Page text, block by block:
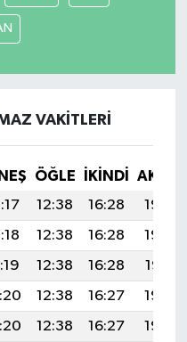
VAKITLERI
ÖĞLE İKINDI
12:38 16:28
19:48
12:38 16:28
19:48
12:38 16:28
19:47
12:38 16:27
19:46
12:38 16:27
19:45